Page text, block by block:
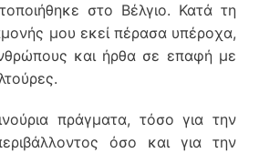
στο Βέλγιο. Κατά τη
μου εκεί πέρασα υπέροχα,
και ήρθα σε επαφή με
πράγματα, τόσο για την
όσο και για την